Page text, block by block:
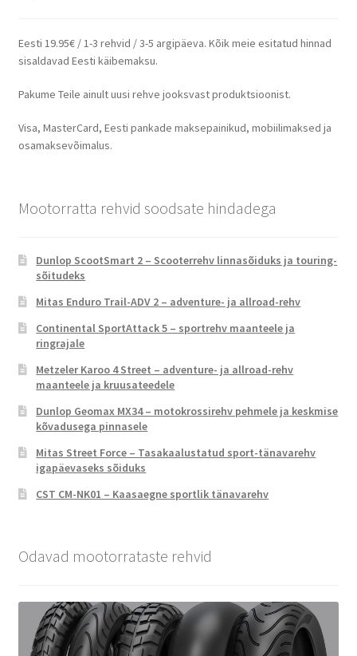
Eesti 19.95€ / 1-3 rehvid / 3-5 argipäeva. Kõik meie esitatud hinnad
sisaldavad Eesti käibemaksu.
Pakume Teile ainult uusi rehve jooksvast produktsioonist.
Visa, MasterCard, Eesti pankade maksepainikud, mobiilimaksed ja
osamaksevõimalus.
Mootorratta rehvid soodsate hindadega
Dunlop ScootSmart 2 – Scooterrehv linnasõiduks ja touring-
sõitudeks
Mitas Enduro Trail-ADV 2 – adventure- ja allroad-rehv
Continental SportAttack 5 – sportrehv maanteele ja
ringrajale
Metzeler Karoo 4 Street – adventure- ja allroad-rehv
maanteele ja kruusateedele
Dunlop Geomax MX34 – motokrossirehv pehmele ja keskmise
kõvadusega pinnasele
Mitas Street Force – Tasakaalustatud sport-tänavarehv
igapäevaseks sõiduks
CST CM-NK01 – Kaasaegne sportlik tänavarehv
Odavad mootorrataste rehvid